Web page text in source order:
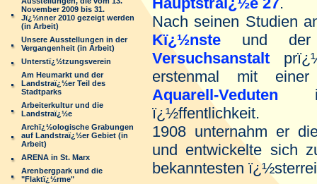
November 2009 bis 31.
Jï¿½nner 2010 gezeigt werden
(in Arbeit)
Unsere Ausstellungen in der
Vergangenheit (in Arbeit)
Unterstï¿½tzungsverein
Am Heumarkt und der
Landstraï¿½er Teil des
Stadtparks
Arbeiterkultur und die
Landstraï¿½e
Archï¿½ologische Grabungen
auf Landstraï¿½er Gebiet (in
Arbeit)
ARENA in St. Marx
Arenbergpark und die
"Flaktï¿½rme"
Nach seinen Studien
Kï¿½nste
und
Versuchsanstalt
erstenmal mit
Aquarell-Veduten
ï¿½ffentlichkeit.
1908 unternahm er
und entwickelte sich
bekanntesten